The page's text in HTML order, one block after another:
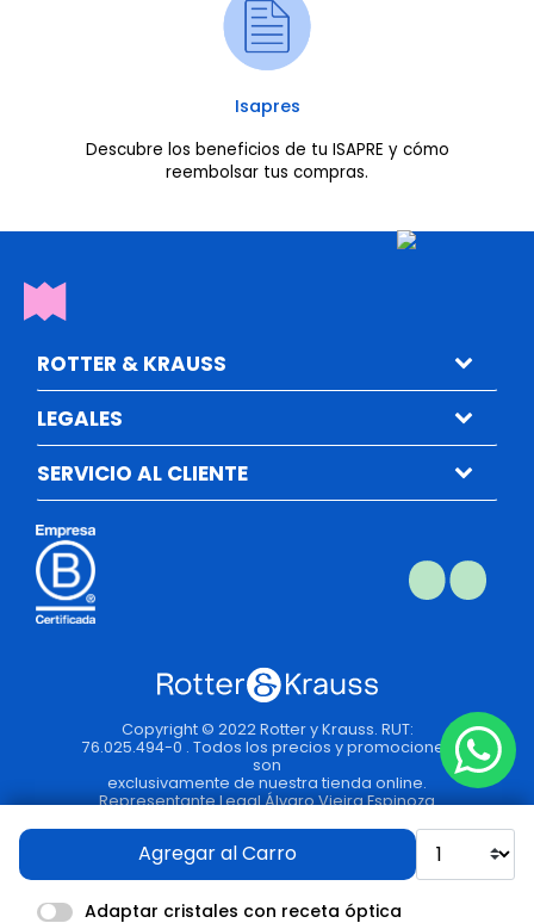
Adaptar cristales con receta óptica
Agregar al Carro
Isapres
Descubre los beneficios de tu ISAPRE y cómo
reembolsar tus compras.
ROTTER & KRAUSS
LEGALES
SERVICIO AL CLIENTE
Copyright © 2022 Rotter y Krauss. RUT:
76.025.494-0 . Todos los precios y promociones
son
exclusivamente de nuestra tienda online.
Representante Legal Álvaro Vieira Espinoza